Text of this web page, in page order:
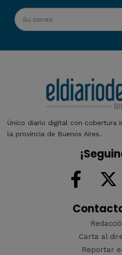
Único diario digital con cobertura
la provincia de Buenos Aires.
Carta al
Reportar